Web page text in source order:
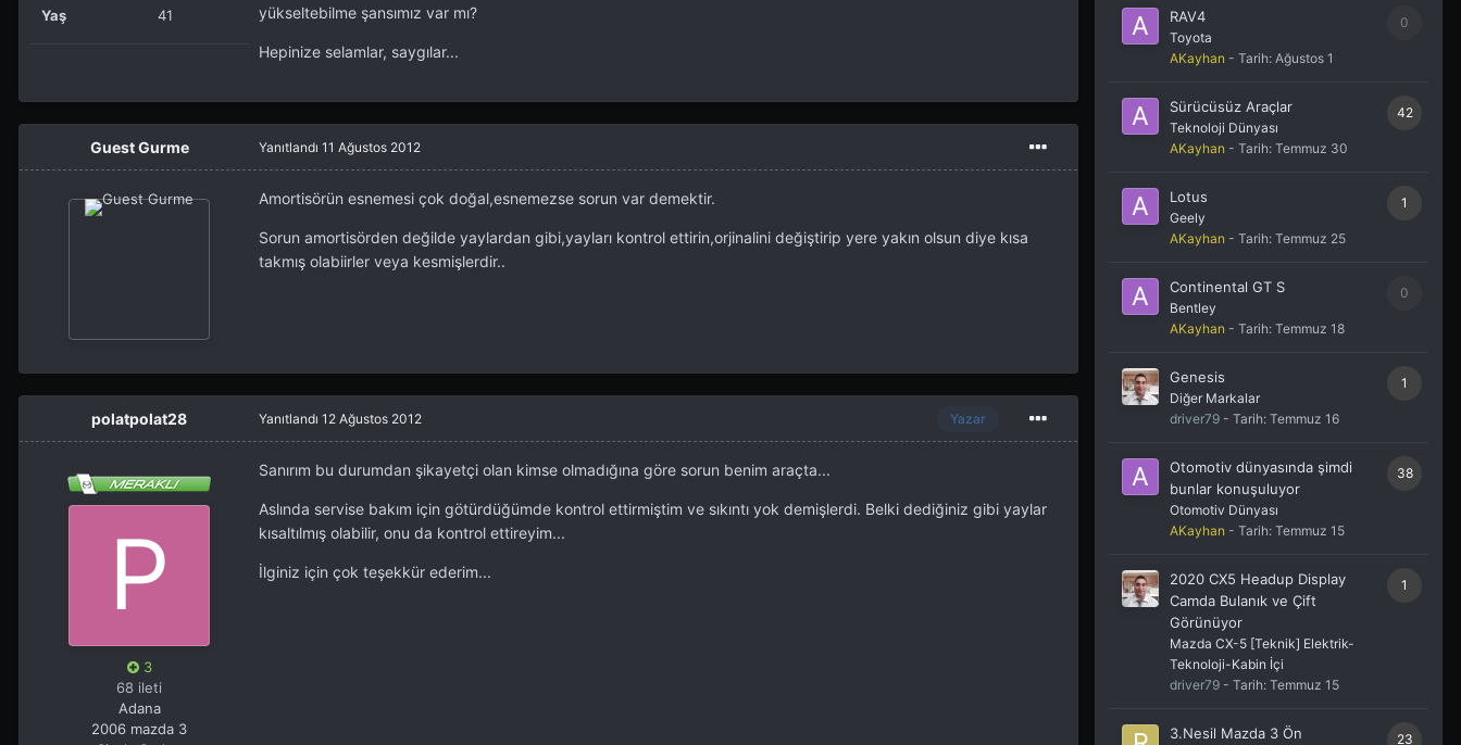
Yaş 41
yükseltebilme şansımız var mı?
Hepinize selamlar, saygılar...
Guest Gurme Yanıtlandı 11 Ağustos 2012
Amortisörün esnemesi çok doğal,esnemezse sorun var demektir.
Sorun amortisörden değilde yaylardan gibi,yayları kontrol ettirin,orjinalini değiştirip yere yakın olsun diye kısa
takmış olabiirler veya kesmişlerdir..
polatpolat28
3
68 ileti
Adana
2006 mazda 3
Yazar
Yanıtlandı 12 Ağustos 2012
Sanırım bu durumdan şikayetçi olan kimse olmadığına göre sorun benim araçta...
Aslında servise bakım için götürdüğümde kontrol ettirmiştim ve sıkıntı yok demişlerdi. Belki dediğiniz gibi yaylar
kısaltılmış olabilir, onu da kontrol ettireyim...
İlginiz için çok teşekkür ederim...
0
RAV4
Toyota
AKayhan - Tarih: Ağustos 1
42
Sürücüsüz Araçlar
Teknoloji Dünyası
AKayhan - Tarih: Temmuz 30
1
Lotus
Geely
AKayhan - Tarih: Temmuz 25
0
Continental GT S
Bentley
AKayhan - Tarih: Temmuz 18
1
Genesis
Diğer Markalar
driver79 - Tarih: Temmuz 16
38
Otomotiv dünyasında şimdi
bunlar konuşuluyor
Otomotiv Dünyası
AKayhan - Tarih: Temmuz 15
1
2020 CX5 Headup Display
Camda Bulanık ve Çift
Görünüyor
Mazda CX-5 [Teknik] Elektrik-
Teknoloji-Kabin İçi
driver79 - Tarih: Temmuz 15
23
3.Nesil Mazda 3 Ön